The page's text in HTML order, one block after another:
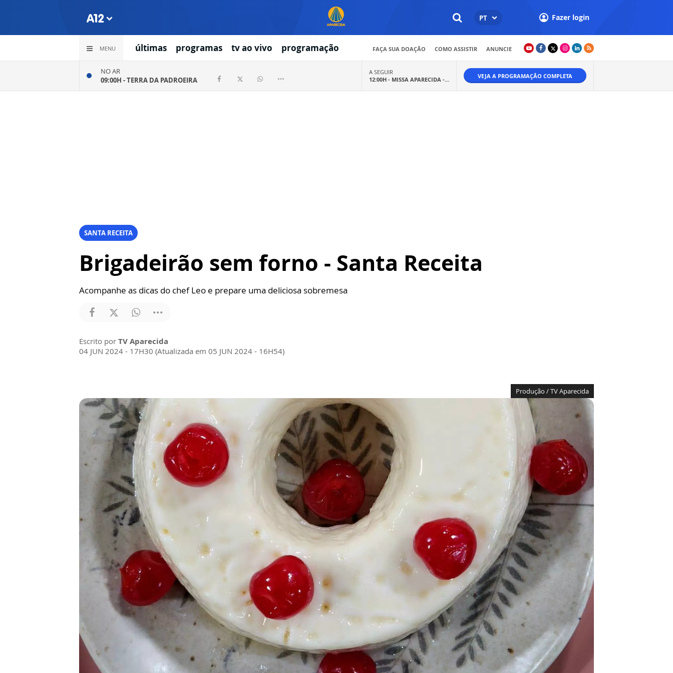
PT Fazer login
MENU últimas programas tv ao vivo programação FAÇA SUA DOAÇÃO COMO ASSISTIR ANUNCIE
NO AR
09:00H -TERRA DA PADROEIRA
A SEGUIR
12:00H - MISSA APARECIDA -... VEJA A PROGRAMAÇÃO COMPLETA
SANTA RECEITA
Brigadeirão sem forno - Santa Receita
Acompanhe as dicas do chef Leo e prepare uma deliciosa sobremesa
Escrito por TV Aparecida
04 JUN 2024 - 17H30 (Atualizada em 05 JUN 2024 - 16H54)
Produção / TV Aparecida